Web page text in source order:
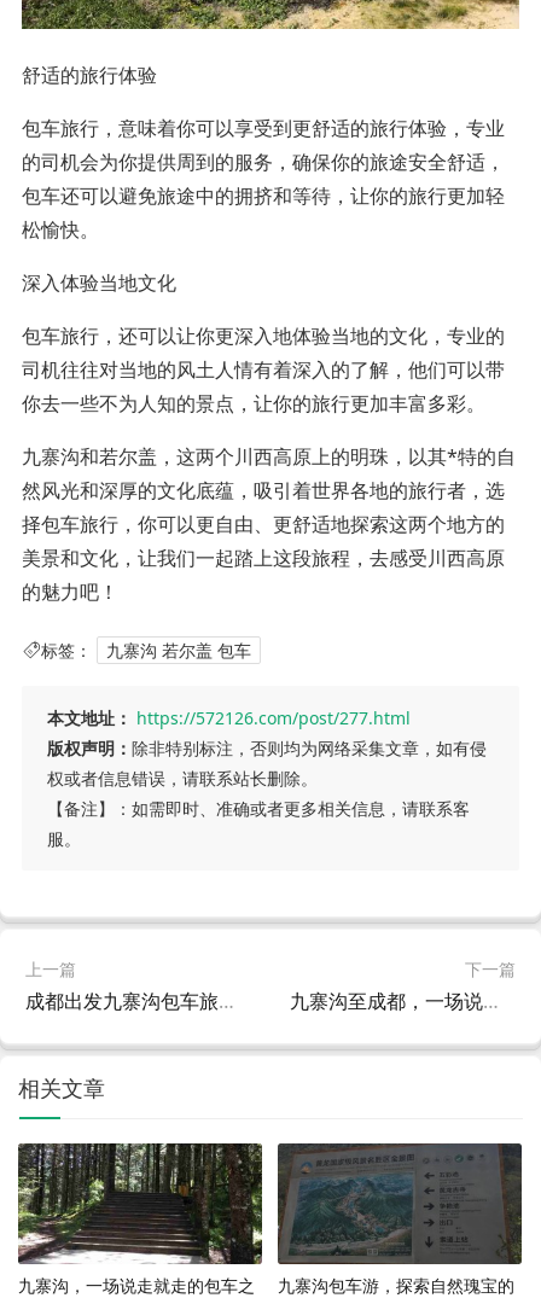
舒适的旅行体验
包车旅行，意味着你可以享受到更舒适的旅行体验，专业
的司机会为你提供周到的服务，确保你的旅途安全舒适，
包车还可以避免旅途中的拥挤和等待，让你的旅行更加轻
松愉快。
深入体验当地文化
包车旅行，还可以让你更深入地体验当地的文化，专业的
司机往往对当地的风土人情有着深入的了解，他们可以带
你去一些不为人知的景点，让你的旅行更加丰富多彩。
九寨沟和若尔盖，这两个川西高原上的明珠，以其*特的自
然风光和深厚的文化底蕴，吸引着世界各地的旅行者，选
择包车旅行，你可以更自由、更舒适地探索这两个地方的
美景和文化，让我们一起踏上这段旅程，去感受川西高原
的魅力吧！
标签： 九寨沟 若尔盖 包车
本文地址： https://572126.com/post/277.html
版权声明： 除非特别标注，否则均为网络采集文章，如有侵
权或者信息错误，请联系站长删除。
【备注】：如需即时、准确或者更多相关信息，请联系客
服。
上一篇
成都出发九寨沟包车旅行全攻略，费用、路线与注意事项
下一篇
九寨沟至成都，一场说走就走的包车之旅
相关文章
九寨沟，一场说走就走的包车之
九寨沟包车游，探索自然瑰宝的